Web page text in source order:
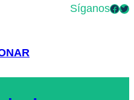
SíganosFacebook Twitter